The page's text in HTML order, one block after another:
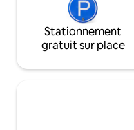
Stationnement
gratuit sur place